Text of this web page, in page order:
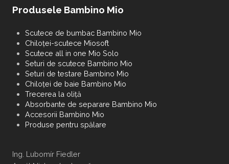
Produsele Bambino Mio
Scutece de bumbac Bambino Mio
Chiloței-scutece Miosoft
Scutece all in one Mio Solo
Seturi de scutece Bambino Mio
Seturi de testare Bambino Mio
Chiloței de baie Bambino Mio
Trecerea la oliță
Absorbante de separare Bambino Mio
Accesorii Bambino Mio
Produse pentru spălare
Ing. Lubomír Fiedler